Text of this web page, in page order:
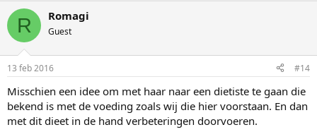
R Romagi
Guest
13 feb 2016 #14
Misschien een idee om met haar naar een dietiste te gaan die
bekend is met de voeding zoals wij die hier voorstaan. En dan
met dit dieet in de hand verbeteringen doorvoeren.